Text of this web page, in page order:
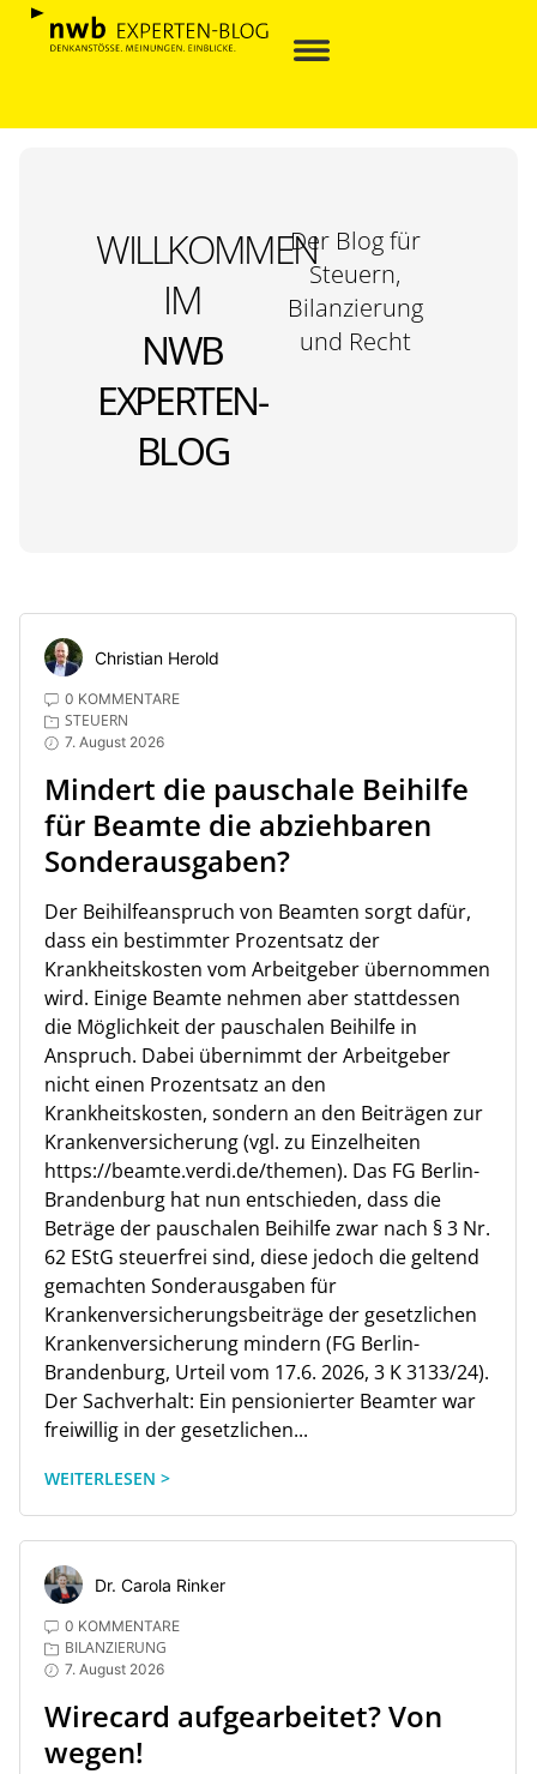
WILLKOMMEN
IM
NWB
EXPERTEN-
BLOG
Der Blog für
Steuern,
Bilanzierung
und Recht
Christian Herold
0 KOMMENTARE
STEUERN
7. August 2026
Mindert die pauschale Beihilfe
für Beamte die abziehbaren
Sonderausgaben?
Der Beihilfeanspruch von Beamten sorgt dafür,
dass ein bestimmter Prozentsatz der
Krankheitskosten vom Arbeitgeber übernommen
wird. Einige Beamte nehmen aber stattdessen
die Möglichkeit der pauschalen Beihilfe in
Anspruch. Dabei übernimmt der Arbeitgeber
nicht einen Prozentsatz an den
Krankheitskosten, sondern an den Beiträgen zur
Krankenversicherung (vgl. zu Einzelheiten
https://beamte.verdi.de/themen). Das FG Berlin-
Brandenburg hat nun entschieden, dass die
Beträge der pauschalen Beihilfe zwar nach § 3 Nr.
62 EStG steuerfrei sind, diese jedoch die geltend
gemachten Sonderausgaben für
Krankenversicherungsbeiträge der gesetzlichen
Krankenversicherung mindern (FG Berlin-
Brandenburg, Urteil vom 17.6. 2026, 3 K 3133/24).
Der Sachverhalt: Ein pensionierter Beamter war
freiwillig in der gesetzlichen...
WEITERLESEN >
Dr. Carola Rinker
0 KOMMENTARE
BILANZIERUNG
7. August 2026
Wirecard aufgearbeitet? Von
wegen!